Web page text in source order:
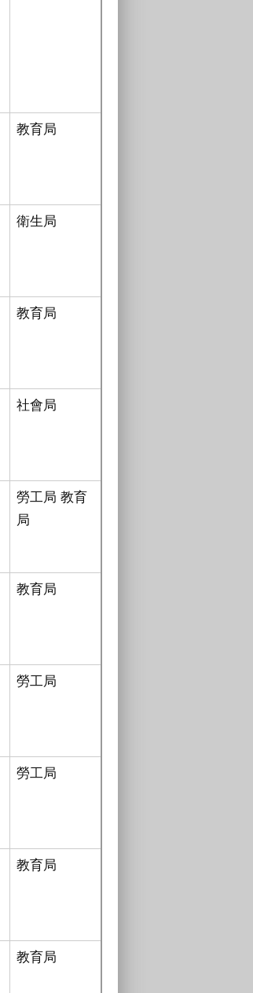
教育局
衛生局
教育局
社會局
勞工局 教育
局
教育局
勞工局
勞工局
教育局
教育局